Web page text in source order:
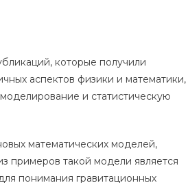
которые получили
аспектов физики и математики,
и статистическую
математических моделей,
примеров такой модели является
понимания гравитационных